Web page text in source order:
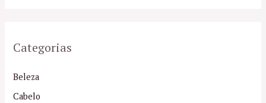
Categorias
Beleza
Cabelo